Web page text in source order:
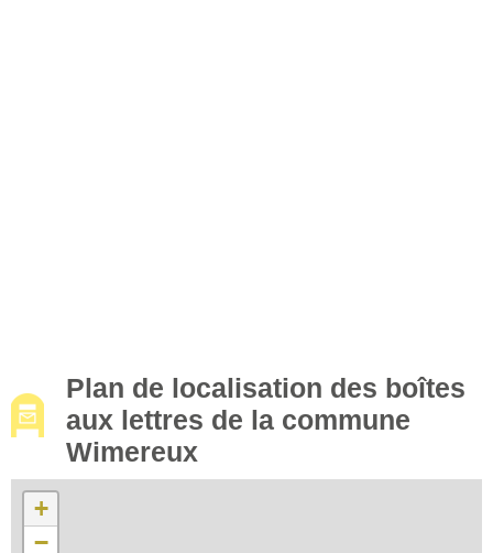
Plan de localisation des boîtes
aux lettres de la commune
Wimereux
+
−